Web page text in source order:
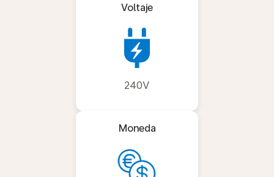
Voltaje
240V
Moneda